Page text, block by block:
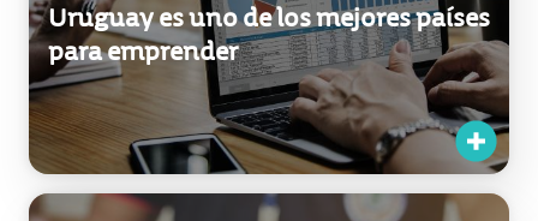
Exportaciones
Uruguay es uno de los mejores países
para emprender